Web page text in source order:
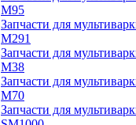
M95
Запчасти для
M291
Запчасти для
M38
Запчасти для
M70
Запчасти для